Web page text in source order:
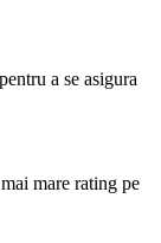
a se asigura
mare rating pe